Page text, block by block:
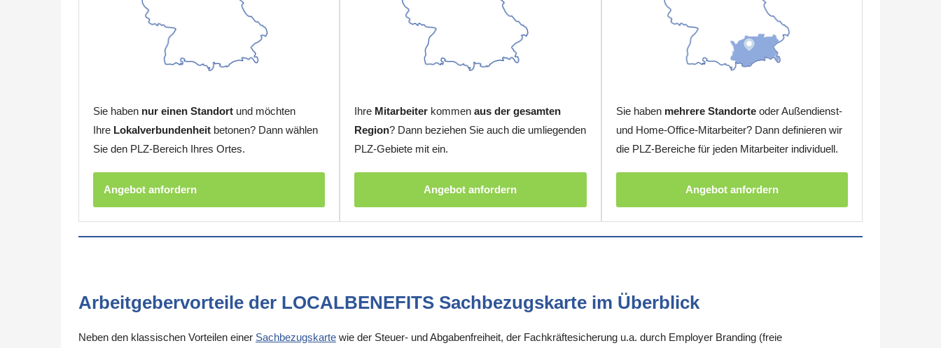
Sie haben nur einen Standort und möchten
Ihre Lokalverbundenheit betonen? Dann wählen
Sie den PLZ-Bereich Ihres Ortes.
Angebot anfordern
Ihre Mitarbeiter kommenaus der gesamten
Region? Dann beziehen Sie auch die umliegenden
PLZ-Gebiete mit ein.
Angebot anfordern
Sie haben mehrere Standorteoder Außendienst-
und Home-Office-Mitarbeiter? Dann definieren wir
die PLZ-Bereiche für jeden Mitarbeiter individuell.
Angebot anfordern
Arbeitgebervorteile der LOCALBENEFITS Sachbezugskarte im Überblick
Neben den klassischen Vorteilen einer Sachbezugskarte wie der Steuer- und Abgabenfreiheit, der Fachkräftesicherung u.a. durch Employer Branding (freie